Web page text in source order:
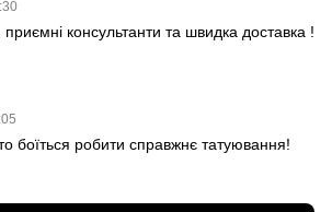
консультанти та швидка доставка !
боїться робити справжнє татуювання!